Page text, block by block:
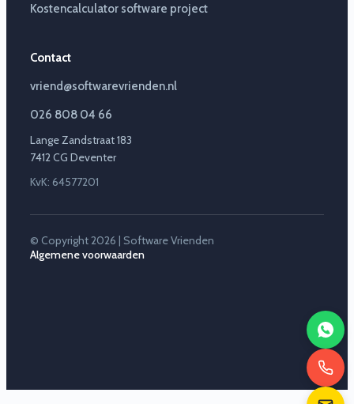
Kostencalculator software project
Contact
vriend@softwarevrienden.nl
026 808 04 66
Lange Zandstraat 183
7412 CG Deventer
KvK: 64577201
© Copyright 2026 | Software Vrienden
Algemene voorwaarden